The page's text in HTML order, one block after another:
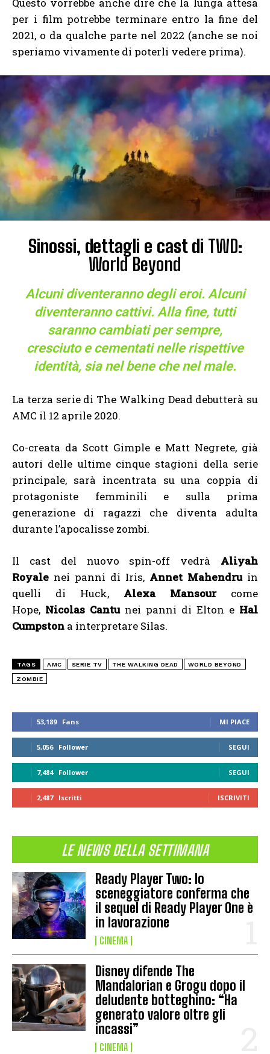
53,189 Fans MI PIACE
5,056 Follower SEGUI
7,484 Follower SEGUI
2,487 Iscritti ISCRIVITI
LE NEWS DELLA SETTIMANA
Ready Player Two: lo
sceneggiatore conferma che
il sequel di Ready Player One è
in lavorazione
CINEMA
Disney difende The
Mandalorian e Grogu dopo il
deludente botteghino: “Ha
generato valore oltre gli
incassi”
CINEMA
per i film potrebbe terminare entro la fine del
2021, o da qualche parte nel 2022 (anche se noi
speriamo vivamente di poterli vedere prima).
Sinossi, dettagli e cast di TWD:
World Beyond
Alcuni diventeranno degli eroi. Alcuni
diventeranno cattivi. Alla fine, tutti
saranno cambiati per sempre,
cresciuto e cementati nelle rispettive
identità, sia nel bene che nel male.
La terza serie di The Walking Dead debutterà su
AMC il 12 aprile 2020.
Co-creata da Scott Gimple e Matt Negrete, già
autori delle ultime cinque stagioni della serie
principale, sarà incentrata su una coppia di
protagoniste femminili e sulla prima
generazione di ragazzi che diventa adulta
durante l’apocalisse zombi.
Il cast del nuovo spin-off vedrà Aliyah
Royale nei panni di Iris, Annet Mahendruin
quelli di Huck, Alexa Mansourcome
Hope, Nicolas Cantunei panni di Elton e Hal
Cumpston a interpretare Silas.
TAGS AMC SERIE TV THE WALKING DEAD WORLD BEYOND
ZOMBIE